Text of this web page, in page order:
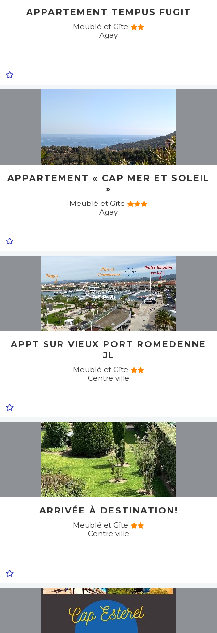
APPARTEMENT TEMPUS FUGIT
Meublé et Gîte
Agay
APPARTEMENT « CAP MER ET SOLEIL
»
Meublé et Gîte
Agay
APPT SUR VIEUX PORT ROMEDENNE
JL
Meublé et Gîte
Centre ville
ARRIVÉE À DESTINATION!
Meublé et Gîte
Centre ville